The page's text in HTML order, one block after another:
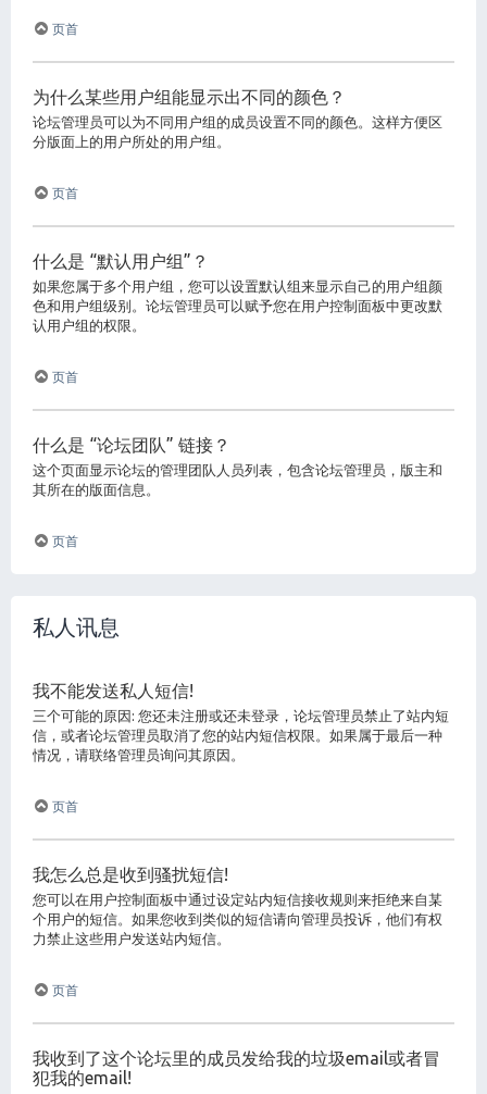
页首
为什么某些用户组能显示出不同的颜色？
论坛管理员可以为不同用户组的成员设置不同的颜色。这样方便区
分版面上的用户所处的用户组。
页首
什么是 “默认用户组”？
如果您属于多个用户组，您可以设置默认组来显示自己的用户组颜
色和用户组级别。论坛管理员可以赋予您在用户控制面板中更改默
认用户组的权限。
页首
什么是 “论坛团队” 链接？
这个页面显示论坛的管理团队人员列表，包含论坛管理员，版主和
其所在的版面信息。
页首
私人讯息
我不能发送私人短信!
三个可能的原因: 您还未注册或还未登录，论坛管理员禁止了站内短
信，或者论坛管理员取消了您的站内短信权限。如果属于最后一种
情况，请联络管理员询问其原因。
页首
我怎么总是收到骚扰短信!
您可以在用户控制面板中通过设定站内短信接收规则来拒绝来自某
个用户的短信。如果您收到类似的短信请向管理员投诉，他们有权
力禁止这些用户发送站内短信。
页首
我收到了这个论坛里的成员发给我的垃圾email或者冒
犯我的email!